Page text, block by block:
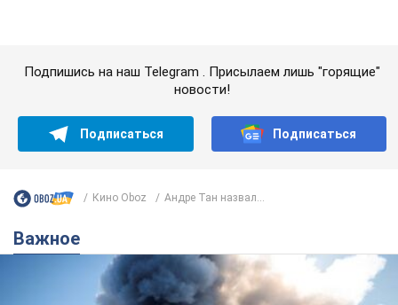
предположил, чем закончится "война складов"
Москва может превратиться в "остров" и погрузиться в
темноту, спрогнозировал военный эксперт